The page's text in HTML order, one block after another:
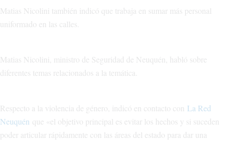
Matias Nicolini también indicó que trabaja en sumar más personal
uniformado en las calles.
Matias Nicolini, ministro de Seguridad de Neuquén, habló sobre
diferentes temas relacionados a la temática.
Respecto a la violencia de género, indicó en contacto con La Red
Neuquén que «el objetivo principal es evitar los hechos y si suceden
poder articular rápidamente con las áreas del estado para dar una